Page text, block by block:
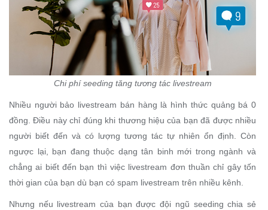
Chi phí seeding tăng tương tác livestream
Nhiều người bảo livestream bán hàng là hình thức quảng bá 0
đồng. Điều này chỉ đúng khi thương hiệu của bạn đã được nhiều
người biết đến và có lượng tương tác tự nhiên ổn định. Còn
ngược lại, bạn đang thuộc dạng tân binh mới trong ngành và
chẳng ai biết đến bạn thì việc livestream đơn thuần chỉ gây tốn
thời gian của bạn dù bạn có spam livestream trên nhiều kênh.
Nhưng nếu livestream của bạn được đội ngũ seeding chia sẻ